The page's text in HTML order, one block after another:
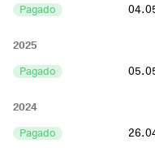
Pagado
2025
Pagado
2024
Pagado